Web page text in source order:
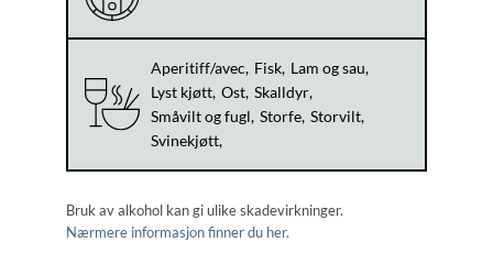
Aperitiff/avec Fisk Lam og sau
Lyst kjøtt Ost Skalldyr
Småvilt og fugl Storfe Storvilt
Svinekjøtt
Bruk av alkohol kan gi ulike skadevirkninger.
Nærmere informasjon finner du her.